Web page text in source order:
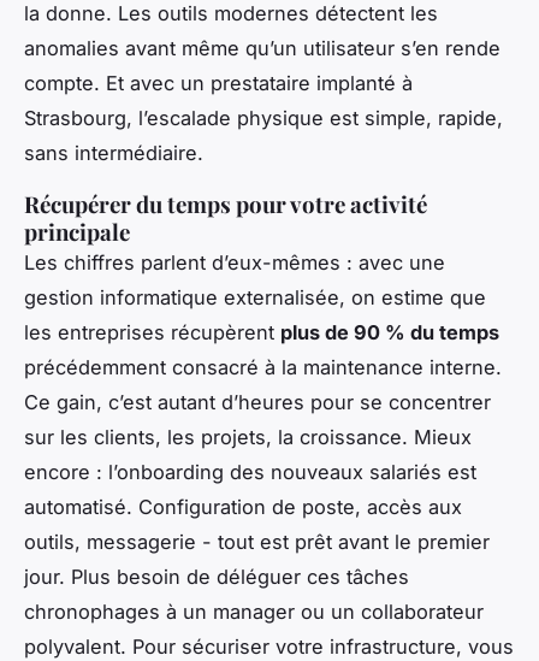
la donne. Les outils modernes détectent les
anomalies avant même qu’un utilisateur s’en rende
compte. Et avec un prestataire implanté à
Strasbourg, l’escalade physique est simple, rapide,
sans intermédiaire.
Récupérer du temps pour votre activité
principale
Les chiffres parlent d’eux-mêmes : avec une
gestion informatique externalisée, on estime que
les entreprises récupèrent plus de 90 % du temps
précédemment consacré à la maintenance interne.
Ce gain, c’est autant d’heures pour se concentrer
sur les clients, les projets, la croissance. Mieux
encore : l’onboarding des nouveaux salariés est
automatisé. Configuration de poste, accès aux
outils, messagerie - tout est prêt avant le premier
jour. Plus besoin de déléguer ces tâches
chronophages à un manager ou un collaborateur
polyvalent. Pour sécuriser votre infrastructure, vous